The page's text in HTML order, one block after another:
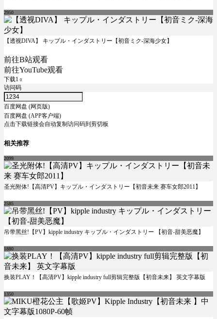
2950
【透视DIVA】 キップル・インダストリー【初音ミク-深海少女】
前往B站观看
前往YouTube观看
下载1 0
访问码
百度网盘 (网页版)
百度网盘 (APP客户端)
点击下载链接会自动复制访问码到剪切板
相关推荐
2099
圣光附体!【高清PV】キップル・インダストリー【初音未来 赛车女郎2011】
2585
吊带黑丝!【PV】kipple industry キップル・インダストリー 【初音-甜美恶魔】
1880
换装PLAY！【高清PV】kipple industry full剪辑完整版【初音未来】 英文字幕版
1350